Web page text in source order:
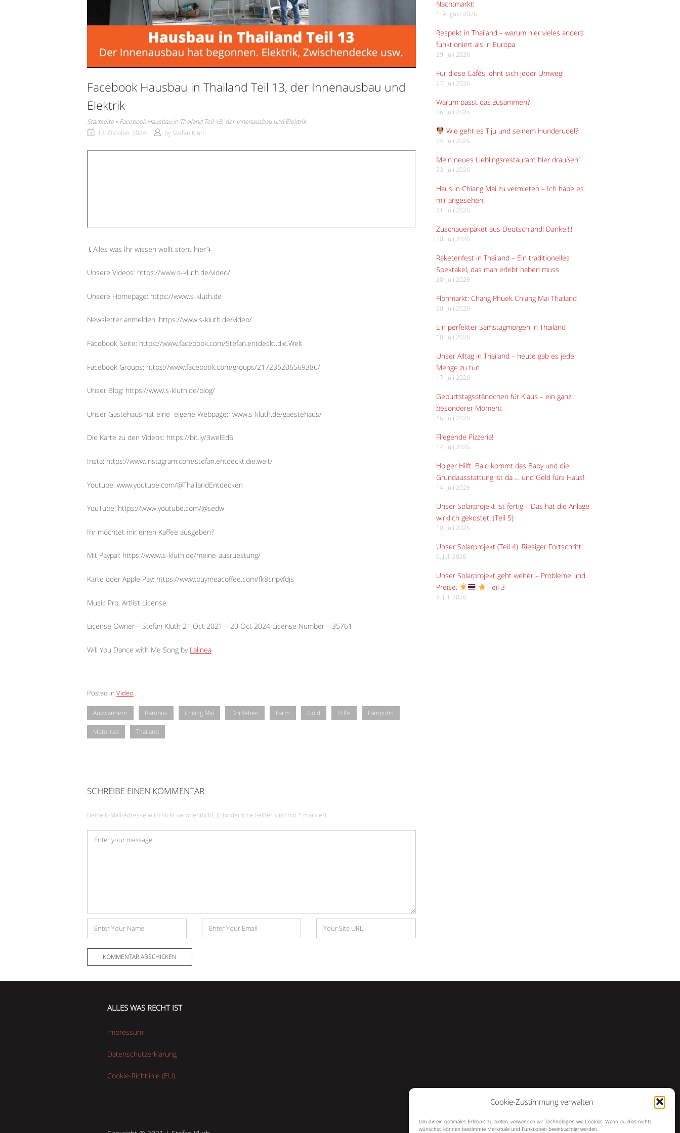
Cookie-Zustimmung verwalten
Um dir ein optimales Erlebnis zu bieten, verwenden wir Technologien wie Cookies. Wenn du dies nichts
wünschst, können bestimmte Merkmale und Funktionen beeinträchtigt werden.
Facebook Hausbau in Thailand Teil 13, der Innenausbau und
Elektrik
Startseite »Facebook Hausbau in Thailand Teil 13, der Innenausbau und Elektrik
13. Oktober 2024
by Stefan Kluth
⤹Alles was Ihr wissen wollt steht hier⤵︎
Unsere Videos: https://www.s-kluth.de/video/
Unsere Homepage: https://www.s-kluth.de
Newsletter anmelden: https://www.s-kluth.de/video/
Facebook Seite: https://www.facebook.com/Stefan.entdeckt.die.Welt
Facebook Groups: https://www.facebook.com/groups/217236206569386/
Unser Blog: https://www.s-kluth.de/blog/
Unser Gästehaus hat eine eigene Webpage: www.s-kluth.de/gaestehaus/
Die Karte zu den Videos: https://bit.ly/3welEd6
Insta: https://www.instagram.com/stefan.entdeckt.die.welt/
Youtube: www.youtube.com/@ThailandEntdecken
YouTube: https://www.youtube.com/@sedw
Ihr möchtet mir einen Kaffee ausgeben?
Mit Paypal: https://www.s-kluth.de/meine-ausruestung/
Karte oder Apple Pay: https://www.buymeacoffee.com/fk8cnpvfdjs
Music Pro, Artlist License
License Owner – Stefan Kluth 21 Oct 2021 – 20 Oct 2024 License Number – 35761
Will You Dance with Me Song by Lalinea
Posted in Video
Auswandern Bambus Chiang Mai Dorfleben Farm Gold Hilfe Lampuhn
Motorrad Thailand
SCHREIBE EINEN KOMMENTAR
Deine E-Mail-Adresse wird nicht veröffentlicht. Erforderliche Felder sind mit * markiert
Kommentar
Name Website
Nachtmarkt!
1. August 2026
Respekt in Thailand – warum hier vieles anders
funktioniert als in Europa
29. Juli 2026
Für diese Cafés lohnt sich jeder Umweg!
27. Juli 2026
Warum passt das zusammen?
26. Juli 2026
Wie geht es Tiju und seinem Hunderudel?
24. Juli 2026
Mein neues Lieblingsrestaurant hier draußen!
23. Juli 2026
Haus in Chiang Mai zu vermieten – Ich habe es
mir angesehen!
21. Juli 2026
Zuschauerpaket aus Deutschland! Danke!!!!
20. Juli 2026
Raketenfest in Thailand – Ein traditionelles
Spektakel, das man erlebt haben muss
20. Juli 2026
Flohmarkt: Chang Phuek Chiang Mai Thailand
20. Juli 2026
Ein perfekter Samstagmorgen in Thailand
18. Juli 2026
Unser Alltag in Thailand – heute gab es jede
Menge zu tun
17. Juli 2026
Geburtstagsständchen für Klaus – ein ganz
besonderer Moment
16. Juli 2026
Fliegende Pizzeria!
14. Juli 2026
Holger Hilft. Bald kommt das Baby und die
Grundausstattung ist da … und Geld fürs Haus!
14. Juli 2026
Unser Solarprojekt ist fertig – Das hat die Anlage
wirklich gekostet! (Teil 5)
10. Juli 2026
Unser Solarprojekt (Teil 4): Riesiger Fortschritt!
9. Juli 2026
Unser Solarprojekt geht weiter – Probleme und
Preise.
Teil 3
8. Juli 2026
ALLES WAS RECHT IST
Impressum
Datenschutzerklärung
Cookie-Richtlinie (EU)